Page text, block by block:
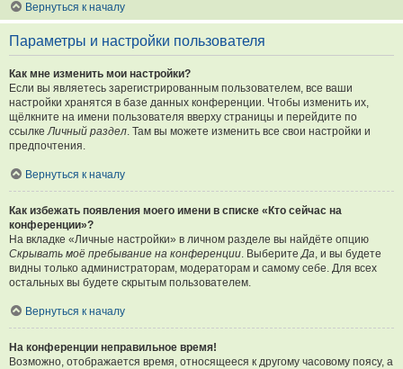
Вернуться к началу
Параметры и настройки пользователя
Как мне изменить мои настройки?
Если вы являетесь зарегистрированным пользователем, все ваши
настройки хранятся в базе данных конференции. Чтобы изменить их,
щёлкните на имени пользователя вверху страницы и перейдите по
ссылкеЛичный раздел. Там вы можете изменить все свои настройки и
предпочтения.
Вернуться к началу
Как избежать появления моего имени в списке «Кто сейчас на
конференции»?
На вкладке «Личные настройки» в личном разделе вы найдёте опцию
Скрывать моё пребывание на конференции. ВыберитеДа, и вы будете
видны только администраторам, модераторам и самому себе. Для всех
остальных вы будете скрытым пользователем.
Вернуться к началу
На конференции неправильное время!
Возможно, отображается время, относящееся к другому часовому поясу, а